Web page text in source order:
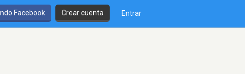
Facebook Crear cuenta Entrar